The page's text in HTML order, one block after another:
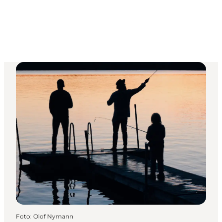
Foto: Olof Nymann